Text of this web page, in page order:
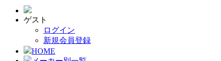
ゲスト
ログイン
新規会員登録
HOME